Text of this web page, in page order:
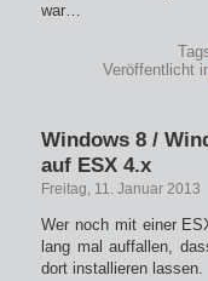
war…
Veröffentlicht
Windows 8 /
auf ESX 4.x
Freitag, 11. Januar 2013
Wer noch mit einer
lang mal auffallen,
dort installieren lassen.